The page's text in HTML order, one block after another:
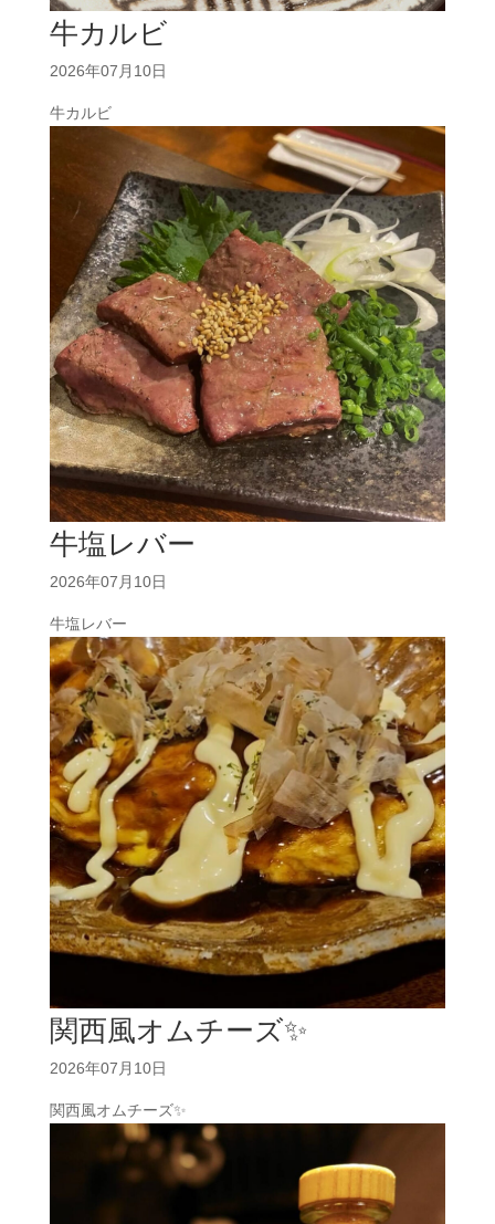
牛カルビ
2026年07月10日
牛カルビ
牛塩レバー
2026年07月10日
牛塩レバー
関西風オムチーズ✨
2026年07月10日
関西風オムチーズ✨